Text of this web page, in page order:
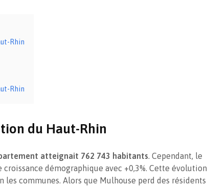
Rhin
Rhin
du Haut-Rhin
atteignait 762 743 habitants. Cependant, le
démographique avec +0,3%. Cette évolution
les communes. Alors que Mulhouse perd des résidents